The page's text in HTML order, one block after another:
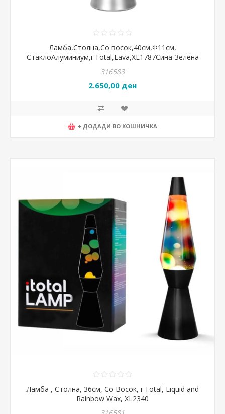
Ламба,Столна,Со восок,40см,Ф11см,
СтаклоАлуминиум,i-Total,Lava,XL1787Сина-Зелена
316583
2.650,00 ден
+ ДОДАДИ ВО КОШНИЧКА
Ламба , Столна, 36см, Со Восок, i-Total, Liquid and
Rainbow Wax, XL2340